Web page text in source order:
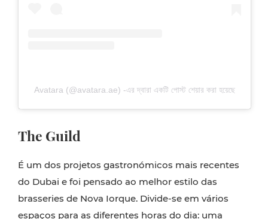
Avatara (@avatara.ae) -এর দ্বারা একটি পোস্ট শেয়ার করা হয়েছে
The Guild
É um dos projetos gastronómicos mais recentes
do Dubai e foi pensado ao melhor estilo das
brasseries de Nova Iorque. Divide-se em vários
espaços para as diferentes horas do dia: uma